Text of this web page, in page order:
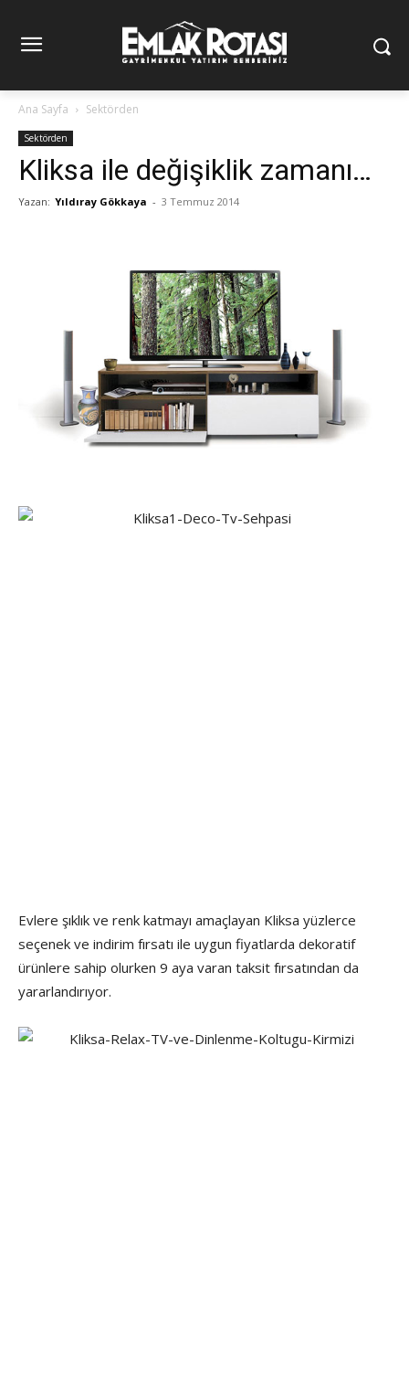
Ana Sayfa Sektörden
Sektörden
Kliksa ile değişiklik zamanı…
Yazan: Yıldıray Gökkaya - 3 Temmuz 2014
Evlere şıklık ve renk katmayı amaçlayan Kliksa yüzlerce
seçenek ve indirim fırsatı ile uygun fiyatlarda dekoratif
ürünlere sahip olurken 9 aya varan taksit fırsatından da
yararlandırıyor.